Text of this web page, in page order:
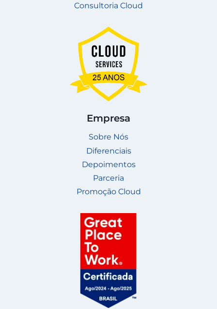
Consultoria Cloud
Empresa
Sobre Nós
Diferenciais
Depoimentos
Parceria
Promoção Cloud